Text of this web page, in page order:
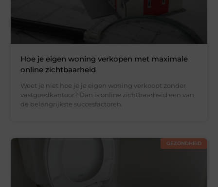
Hoe je eigen woning verkopen met maximale
online zichtbaarheid
Weet je niet hoe je je eigen woning verkoopt zonder
vastgoedkantoor? Dan is online zichtbaarheid een van
de belangrijkste succesfactoren.
GEZONDHEID